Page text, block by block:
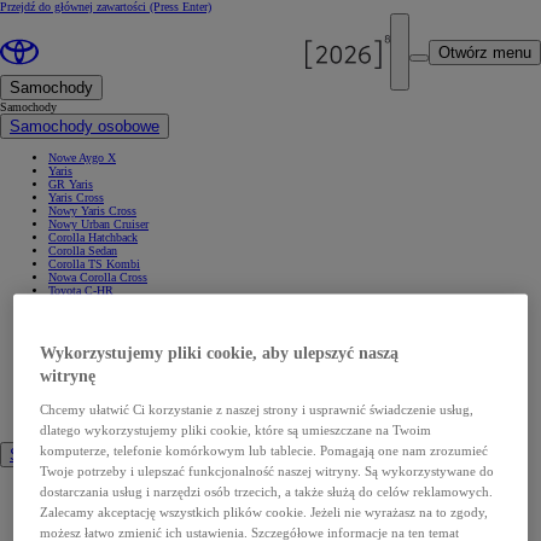
Przejdź do głównej zawartości (Press Enter)
Otwórz menu
Samochody
Samochody
Samochody osobowe
Nowe Aygo X
Yaris
GR Yaris
Yaris Cross
Nowy Yaris Cross
Nowy Urban Cruiser
Corolla Hatchback
Corolla Sedan
Corolla TS Kombi
Nowa Corolla Cross
Toyota C-HR
Camry
Prius
Mirai
Land Cruiser
Nowy GR GT
Samochody dostawcze
Nowy Hilux
Nowy Hilux Electric
PROACE Max
Wykorzystujemy pliki cookie, aby ulepszyć naszą
witrynę
Chcemy ułatwić Ci korzystanie z naszej strony i usprawnić świadczenie usług,
dlatego wykorzystujemy pliki cookie, które są umieszczane na Twoim
komputerze, telefonie komórkowym lub tablecie. Pomagają one nam zrozumieć
Twoje potrzeby i ulepszać funkcjonalność naszej witryny. Są wykorzystywane do
dostarczania usług i narzędzi osób trzecich, a także służą do celów reklamowych.
Zalecamy akceptację wszystkich plików cookie. Jeżeli nie wyrażasz na to zgody,
możesz łatwo zmienić ich ustawienia. Szczegółowe informacje na ten temat